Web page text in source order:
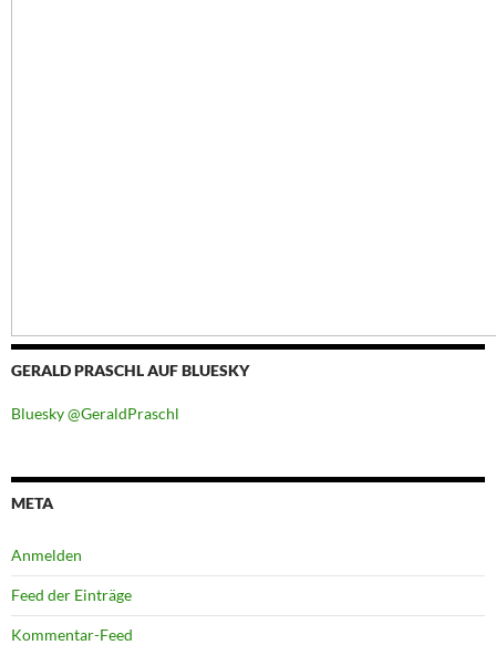
GERALD PRASCHL AUF BLUESKY
Bluesky @GeraldPraschl
META
Anmelden
Feed der Einträge
Kommentar-Feed